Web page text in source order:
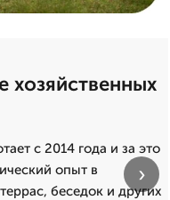
хозяйственных
с 2014 года и за это
опыт в
беседок и других
›